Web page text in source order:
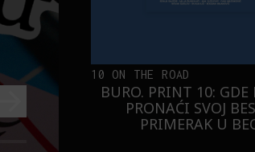
10 ON THE ROAD
BURO. PRINT 10: GDE
PRONAĆI SVOJ
PRIMERAK U